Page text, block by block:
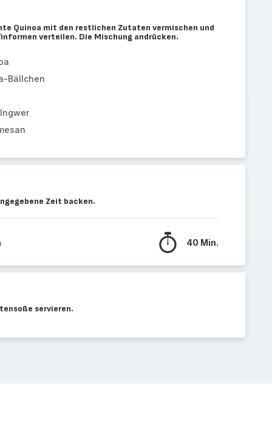
Quinoa mit den restlichen Zutaten vermischen und
verteilen. Die Mischung andrücken.
Bällchen
Zeit backen.
40 Min.
servieren.